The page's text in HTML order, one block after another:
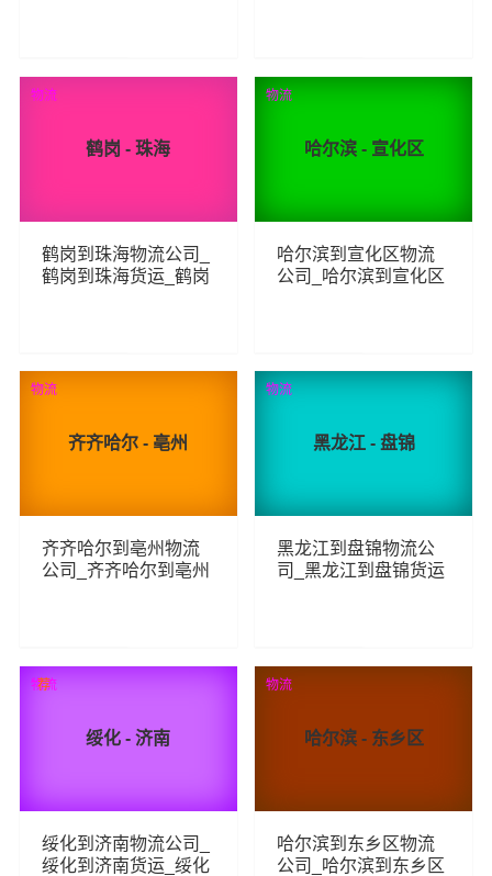
155 查看详细 221 查看详细
鹤岗 - 珠海
鹤岗到珠海物流公司_
鹤岗到珠海货运_鹤岗
298 查看详细
物流
哈尔滨 - 宣化区
哈尔滨到宣化区物流
公司_哈尔滨到宣化区
133 查看详细
物流
齐齐哈尔 - 亳州
齐齐哈尔到亳州物流
公司_齐齐哈尔到亳州
257 查看详细
物流
黑龙江 - 盘锦
黑龙江到盘锦物流公
司_黑龙江到盘锦货运
97 查看详细
物流
绥化 - 济南
绥化到济南物流公司_
绥化到济南货运_绥化
物流
荐
哈尔滨 - 东乡区
哈尔滨到东乡区物流
公司_哈尔滨到东乡区
物流